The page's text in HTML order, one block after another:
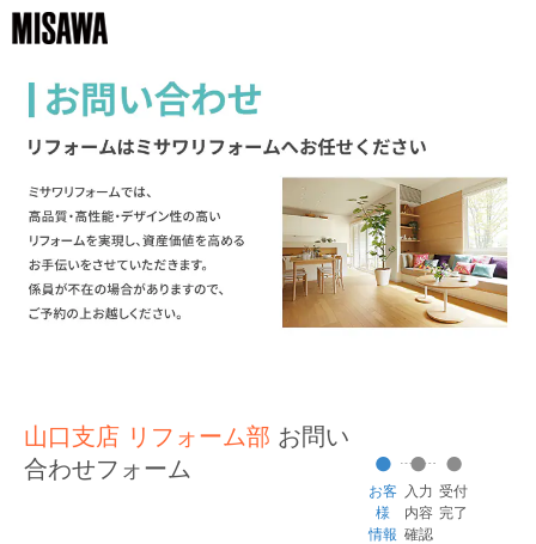
山口支店 リフォーム部 お問い
合わせフォーム
お客
様
情報
入力
内容
確認
受付
完了